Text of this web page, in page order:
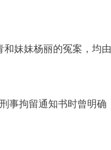
妹妹杨丽的冤案，均由
事拘留通知书时曾明确